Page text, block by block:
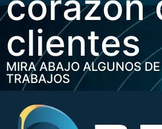
clientes
MIRA ABAJO ALGUNOS
TRABAJOS